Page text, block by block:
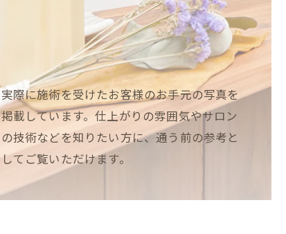
実際に施術を受けたお客様のお手元の写真を
掲載しています。仕上がりの雰囲気やサロン
の技術などを知りたい方に、通う前の参考と
してご覧いただけます。